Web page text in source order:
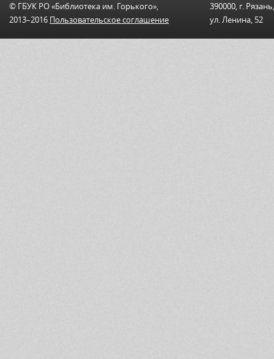
© ГБУК РО «Библиотека им. Горького»,
2013–2016 Пользовательскоe соглашениe
390000, г. Рязань,
ул. Ленина, 52